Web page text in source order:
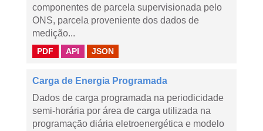
componentes de parcela supervisionada pelo
ONS, parcela proveniente dos dados de
medição...
PDF API JSON
Carga de Energia Programada
Dados de carga programada na periodicidade
semi-horária por área de carga utilizada na
programação diária eletroenergética e modelo